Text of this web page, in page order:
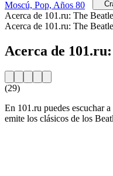
Moscú, Pop, Años 80
Acerca de 101.ru: The
Acerca de 101.ru: The
Acerca de
(29)
En 101.ru puedes escuchar
emite los clásicos de los